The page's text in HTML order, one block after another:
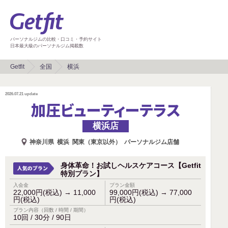
パーソナルジムの比較・口コミ・予約サイト
日本最大級のパーソナルジム掲載数
Getfit 全国 横浜
2026.07.21update
加圧ビューティーテラス
横浜店
神奈川県 横浜 関東（東京以外） パーソナルジム店舗
身体革命！お試しヘルスケアコース【Getfit
特別プラン】
入会金
22,000円(税込) → 11,000
円(税込)
プラン金額
99,000円(税込) → 77,000
円(税込)
プラン内容（回数 / 時間 / 期間）
10回 / 30分 / 90日